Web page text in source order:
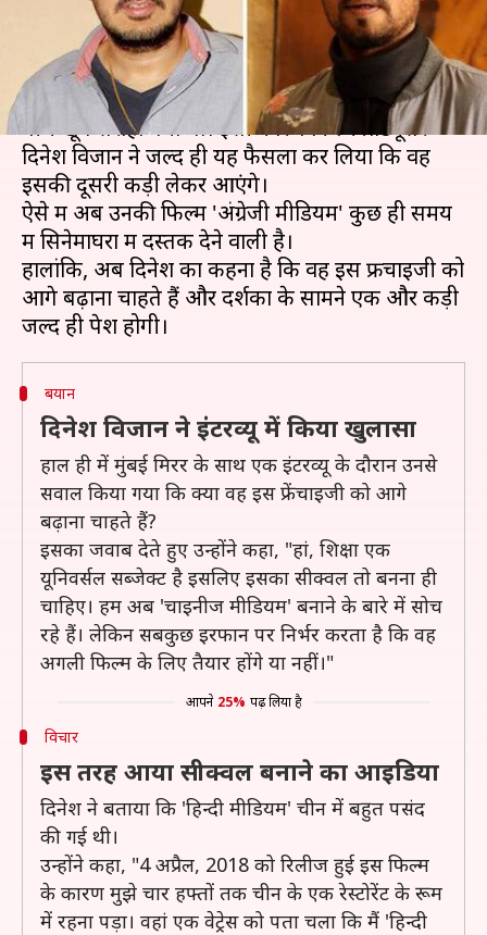
क्या है खबर?
साल 2017 में आई फिल्म 'हिन्दी मीडियम' को दर्शकों के
बीच खूब सराहा गया था। इसी कारण फिल्म प्रोड्यूसर
दिनेश विजान ने जल्द ही यह फैसला कर लिया कि वह
इसकी दूसरी कड़ी लेकर आएंगे।
ऐसे में अब उनकी फिल्म 'अंग्रेजी मीडियम' कुछ ही समय
में सिनेमाघरों में दस्तक देने वाली है।
हालांकि, अब दिनेश का कहना है कि वह इस फ्रेंचाइजी को
आगे बढ़ाना चाहते हैं और दर्शकों के सामने एक और कड़ी
बयान
दिनेश विजान ने इंटरव्यू में किया खुलासा
हाल ही में मुंबई मिरर के साथ एक इंटरव्यू के दौरान उनसे
सवाल किया गया कि क्या वह इस फ्रेंचाइजी को आगे
बढ़ाना चाहते हैं?
इसका जवाब देते हुए उन्होंने कहा, "हां, शिक्षा एक
यूनिवर्सल सब्जेक्ट है इसलिए इसका सीक्वल तो बनना ही
चाहिए। हम अब 'चाइनीज मीडियम' बनाने के बारे में सोच
रहे हैं। लेकिन सबकुछ इरफान पर निर्भर करता है कि वह
अगली फिल्म के लिए तैयार होंगे या नहीं।"
आपने 25% पढ़ लिया है
विचार
इस तरह आया सीक्वल बनाने का आइडिया
दिनेश ने बताया कि 'हिन्दी मीडियम' चीन में बहुत पसंद
की गई थी।
उन्होंने कहा, "4 अप्रैल, 2018 को रिलीज हुई इस फिल्म
के कारण मुझे चार हफ्तों तक चीन के एक रेस्टोरेंट के रूम
में रहना पड़ा। वहां एक वेट्रेस को पता चला कि मैं 'हिन्दी